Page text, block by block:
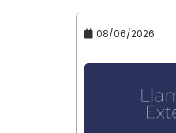
08/06/2026